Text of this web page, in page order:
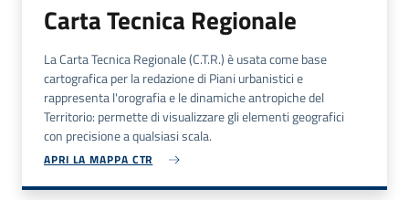
Carta Tecnica Regionale
La Carta Tecnica Regionale (C.T.R.) è usata come base
cartografica per la redazione di Piani urbanistici e
rappresenta l'orografia e le dinamiche antropiche del
Territorio: permette di visualizzare gli elementi geografici
con precisione a qualsiasi scala.
APRI LA MAPPA CTR